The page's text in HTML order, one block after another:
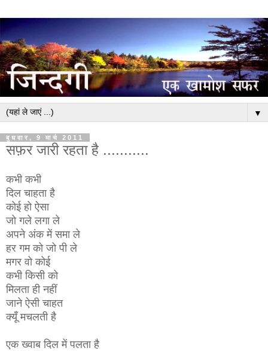
▼
बुधवार, 9 मार्च 2011
सफ़र जारी रहता है ...........
कभी कभी
दिल चाहता है
कोई हो ऐसा
जो गले लगा ले
अपने अंक में समा ले
हर गम को जो पी ले
मगर वो कोई
कभी किसी को
मिलता ही नहीं
जाने ऐसी चाहत
क्यूँ मचलती है
एक ख्वाब दिल में पलता है